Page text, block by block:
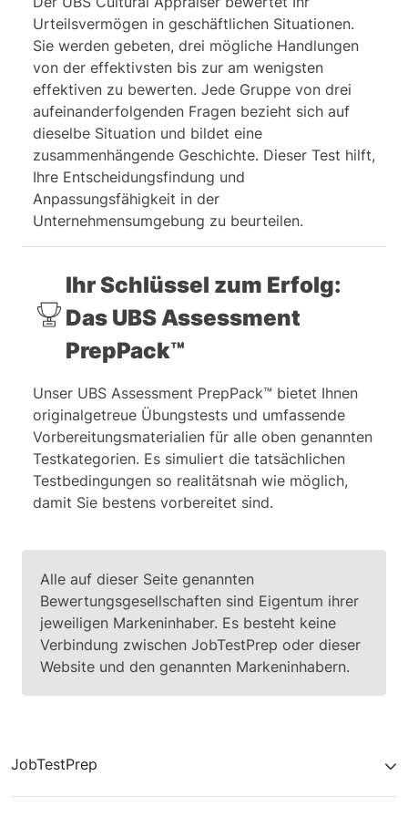
verschiedene Buchstaben.
Urteilsvermögen in geschäftlichen Situationen.
Sie werden gebeten, drei mögliche Handlungen
von der effektivsten bis zur am wenigsten
effektiven zu bewerten. Jede Gruppe von drei
aufeinanderfolgenden Fragen bezieht sich auf
dieselbe Situation und bildet eine
zusammenhängende Geschichte. Dieser Test hilft,
Ihre Entscheidungsfindung und
Anpassungsfähigkeit in der
Unternehmensumgebung zu beurteilen.
Ihr Schlüssel zum Erfolg:
Das UBS Assessment
PrepPack™
Unser UBS Assessment PrepPack™ bietet Ihnen
originalgetreue Übungstests und umfassende
Vorbereitungsmaterialien für alle oben genannten
Testkategorien. Es simuliert die tatsächlichen
Testbedingungen so realitätsnah wie möglich,
damit Sie bestens vorbereitet sind.
Alle auf dieser Seite genannten
Bewertungsgesellschaften sind Eigentum ihrer
jeweiligen Markeninhaber. Es besteht keine
Verbindung zwischen JobTestPrep oder dieser
Website und den genannten Markeninhabern.
JobTestPrep